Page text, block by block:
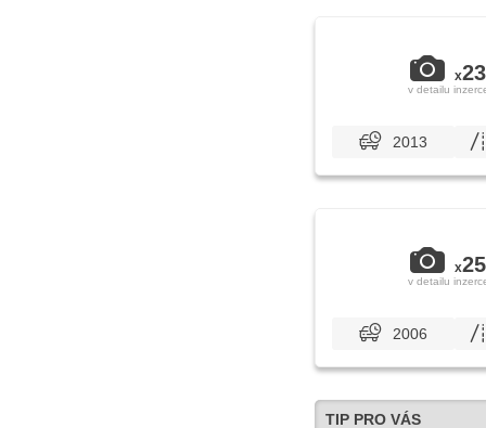
x23
v detailu
2013
x25
v detailu
2006
TIP PRO VÁS